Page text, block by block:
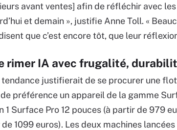
avant ventes] afin de réfléchir avec
et demain », justifie Anne Toll. «
que c’est encore tôt, que leur
rimer IA avec frugalité,
tendance justifierait de se procurer une
préférence un appareil de la gamme
1 Surface Pro 12 pouces (à partir de 979
1099 euros). Les deux machines